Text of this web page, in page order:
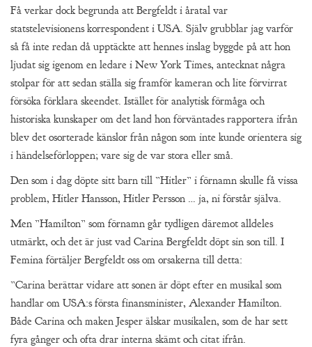
Få verkar dock begrunda att Bergfeldt i åratal var
statstelevisionens korrespondent i USA. Själv grubblar jag varför
så få inte redan då upptäckte att hennes inslag byggde på att hon
ljudat sig igenom en ledare i New York Times, antecknat några
stolpar för att sedan ställa sig framför kameran och lite förvirrat
försöka förklara skeendet. Istället för analytisk förmåga och
historiska kunskaper om det land hon förväntades rapportera ifrån
blev det osorterade känslor från någon som inte kunde orientera sig
i händelseförloppen; vare sig de var stora eller små.
Den som i dag döpte sitt barn till ”Hitler” i förnamn skulle få vissa
problem, Hitler Hansson, Hitler Persson … ja, ni förstår själva.
Men ”Hamilton” som förnamn går tydligen däremot alldeles
utmärkt, och det är just vad Carina Bergfeldt döpt sin son till. I
Femina förtäljer Bergfeldt oss om orsakerna till detta:
”Carina berättar vidare att sonen är döpt efter en musikal som
handlar om USA:s första finansminister, Alexander Hamilton.
Både Carina och maken Jesper älskar musikalen, som de har sett
fyra gånger och ofta drar interna skämt och citat ifrån.